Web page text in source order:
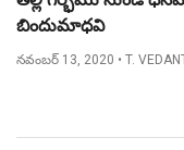
బిందుమాధవి
నవంబర్ 13, 2020 • T.